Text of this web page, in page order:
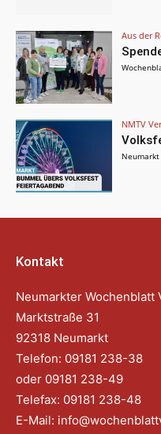
Aus der
NMTV
Neumarkt
Kontakt
Neumarkter Wochenblatt
Marktstraße 31
92318 Neumarkt
Telefon: 09181 238-38
oder 09181 238-49
Telefax: 09181 238-48
E-Mail: